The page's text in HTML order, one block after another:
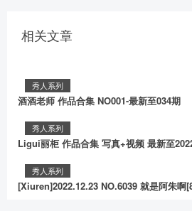
相关文章
秀人系列
酒酒老师 作品合集 NO001-最新至034期
秀人系列
Ligui丽柜 作品合集 写真+视频 最新至
秀人系列
[Xiuren]2022.12.23 NO.6039 就是阿朱啊